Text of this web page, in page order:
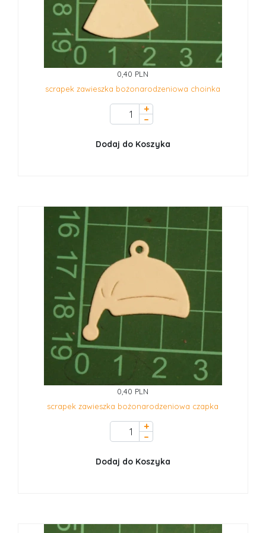
0,40 PLN
scrapek zawieszka bożonarodzeniowa choinka
+
–
Dodaj do Koszyka
0,40 PLN
scrapek zawieszka bożonarodzeniowa czapka
+
–
Dodaj do Koszyka